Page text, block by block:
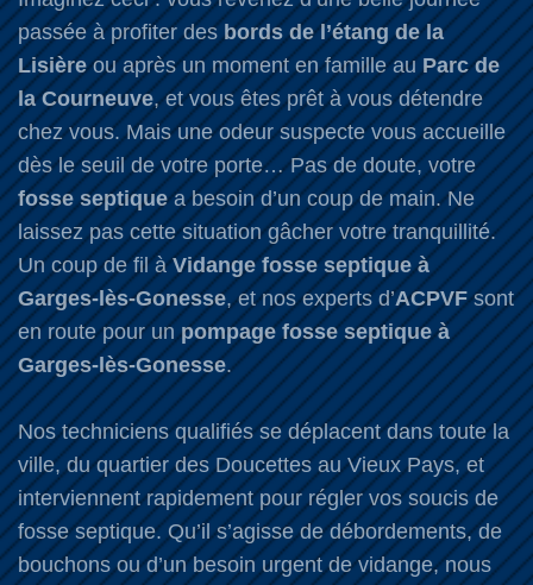
passée à profiter desbords de l’étang de la
Lisièreou après un moment en famille au Parc de
la Courneuve, et vous êtes prêt à vous détendre
chez vous. Mais une odeur suspecte vous accueille
dès le seuil de votre porte… Pas de doute, votre
fosse septiquea besoin d’un coup de main. Ne
laissez pas cette situation gâcher votre tranquillité.
Un coup de fil àVidange fosse septique à
Garges-lès-Gonesse, et nos experts d’ACPVFsont
en route pour unpompage fosse septique à
Garges-lès-Gonesse.
Nos techniciens qualifiés se déplacent dans toute la
ville, du quartier des Doucettes au Vieux Pays, et
interviennent rapidement pour régler vos soucis de
fosse septique. Qu’il s’agisse de débordements, de
bouchons ou d’un besoin urgent de vidange, nous